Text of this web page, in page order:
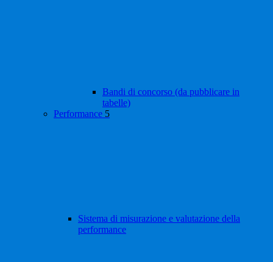
Bandi di concorso (da pubblicare in
tabelle)
Performance 5
Sistema di misurazione e valutazione della
performance